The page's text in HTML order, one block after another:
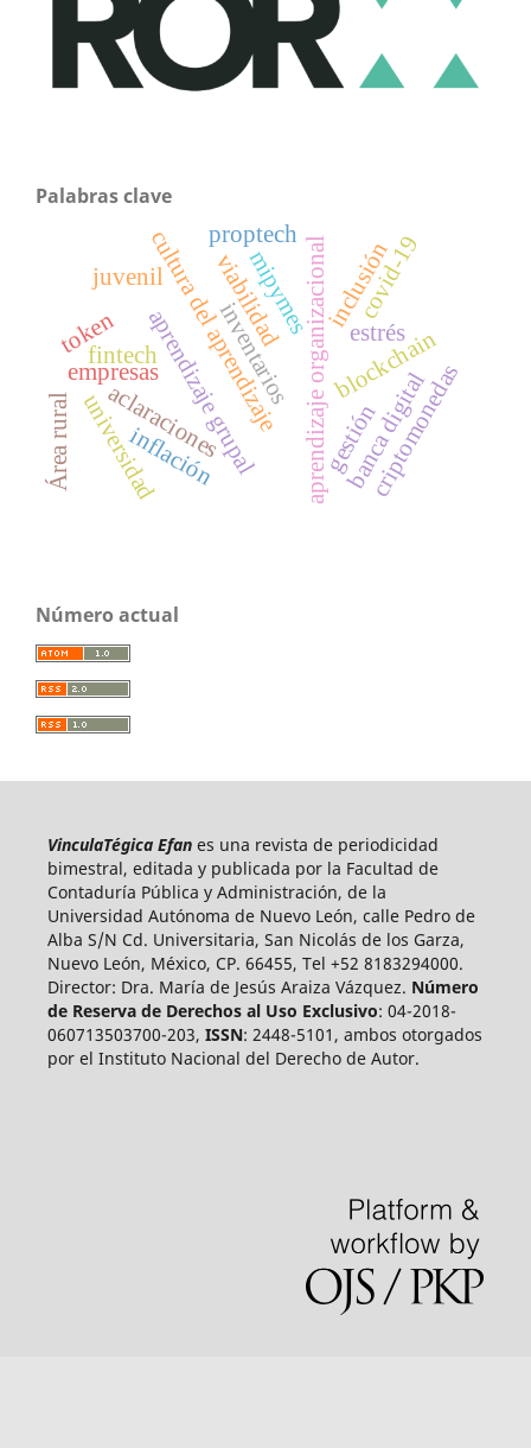
Palabras clave
aprendizaje organizacional
cultura del aprendizaje
aprendizaje grupal gestión
inventarios
empresas
viabilidad
banca digital
aclaraciones
inclusión
criptomonedas
fintech
token blockchain
estrés
juvenil
universidad
mipymes
Área rural
covid-19
inflación
proptech
Número actual
VinculaTégica Efanes una revista de periodicidad
bimestral, editada y publicada por la Facultad de
Contaduría Pública y Administración, de la
Universidad Autónoma de Nuevo León, calle Pedro de
Alba S/N Cd. Universitaria, San Nicolás de los Garza,
Nuevo León, México, CP. 66455, Tel +52 8183294000.
Director: Dra. María de Jesús Araiza Vázquez. Número
de Reserva de Derechos al Uso Exclusivo: 04-2018-
060713503700-203, ISSN: 2448-5101, ambos otorgados
por el Instituto Nacional del Derecho de Autor.